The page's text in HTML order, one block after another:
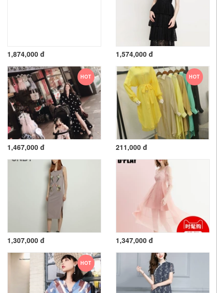
1,874,000 đ 1,574,000 đ
HOT
1,467,000 đ
HOT
211,000 đ
1,307,000 đ 1,347,000 đ
HOT